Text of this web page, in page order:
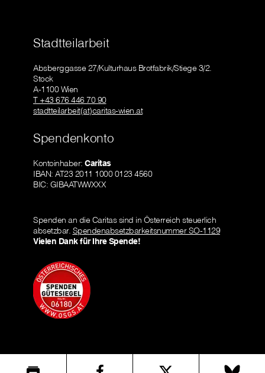
Stadtteilarbeit
Absberggasse 27/Kulturhaus Brotfabrik/Stiege 3/2.
Stock
A-1100 Wien
T +43 676 446 70 90
stadtteilarbeit(at)caritas-wien.at
Spendenkonto
Kontoinhaber: Caritas
IBAN: AT23 2011 1000 0123 4560
BIC: GIBAATWWXXX
Spenden an die Caritas sind in Österreich steuerlich
absetzbar. Spendenabsetzbarkeitsnummer SO-1129
Vielen Dank für Ihre Spende!